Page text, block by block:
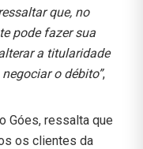
que, no
pode fazer sua
a titularidade
o débito”,
Góes, ressalta que
os clientes da